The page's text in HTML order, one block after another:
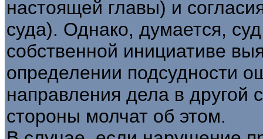
настоящей главы) и
суда). Однако, думается,
собственной инициативе
определении подсудности
направления дела в другой
стороны молчат об этом.